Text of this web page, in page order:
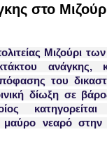
στο
Μιζούρι
ανάγκης,
του
δίωξη σε
μαύρο νεαρό